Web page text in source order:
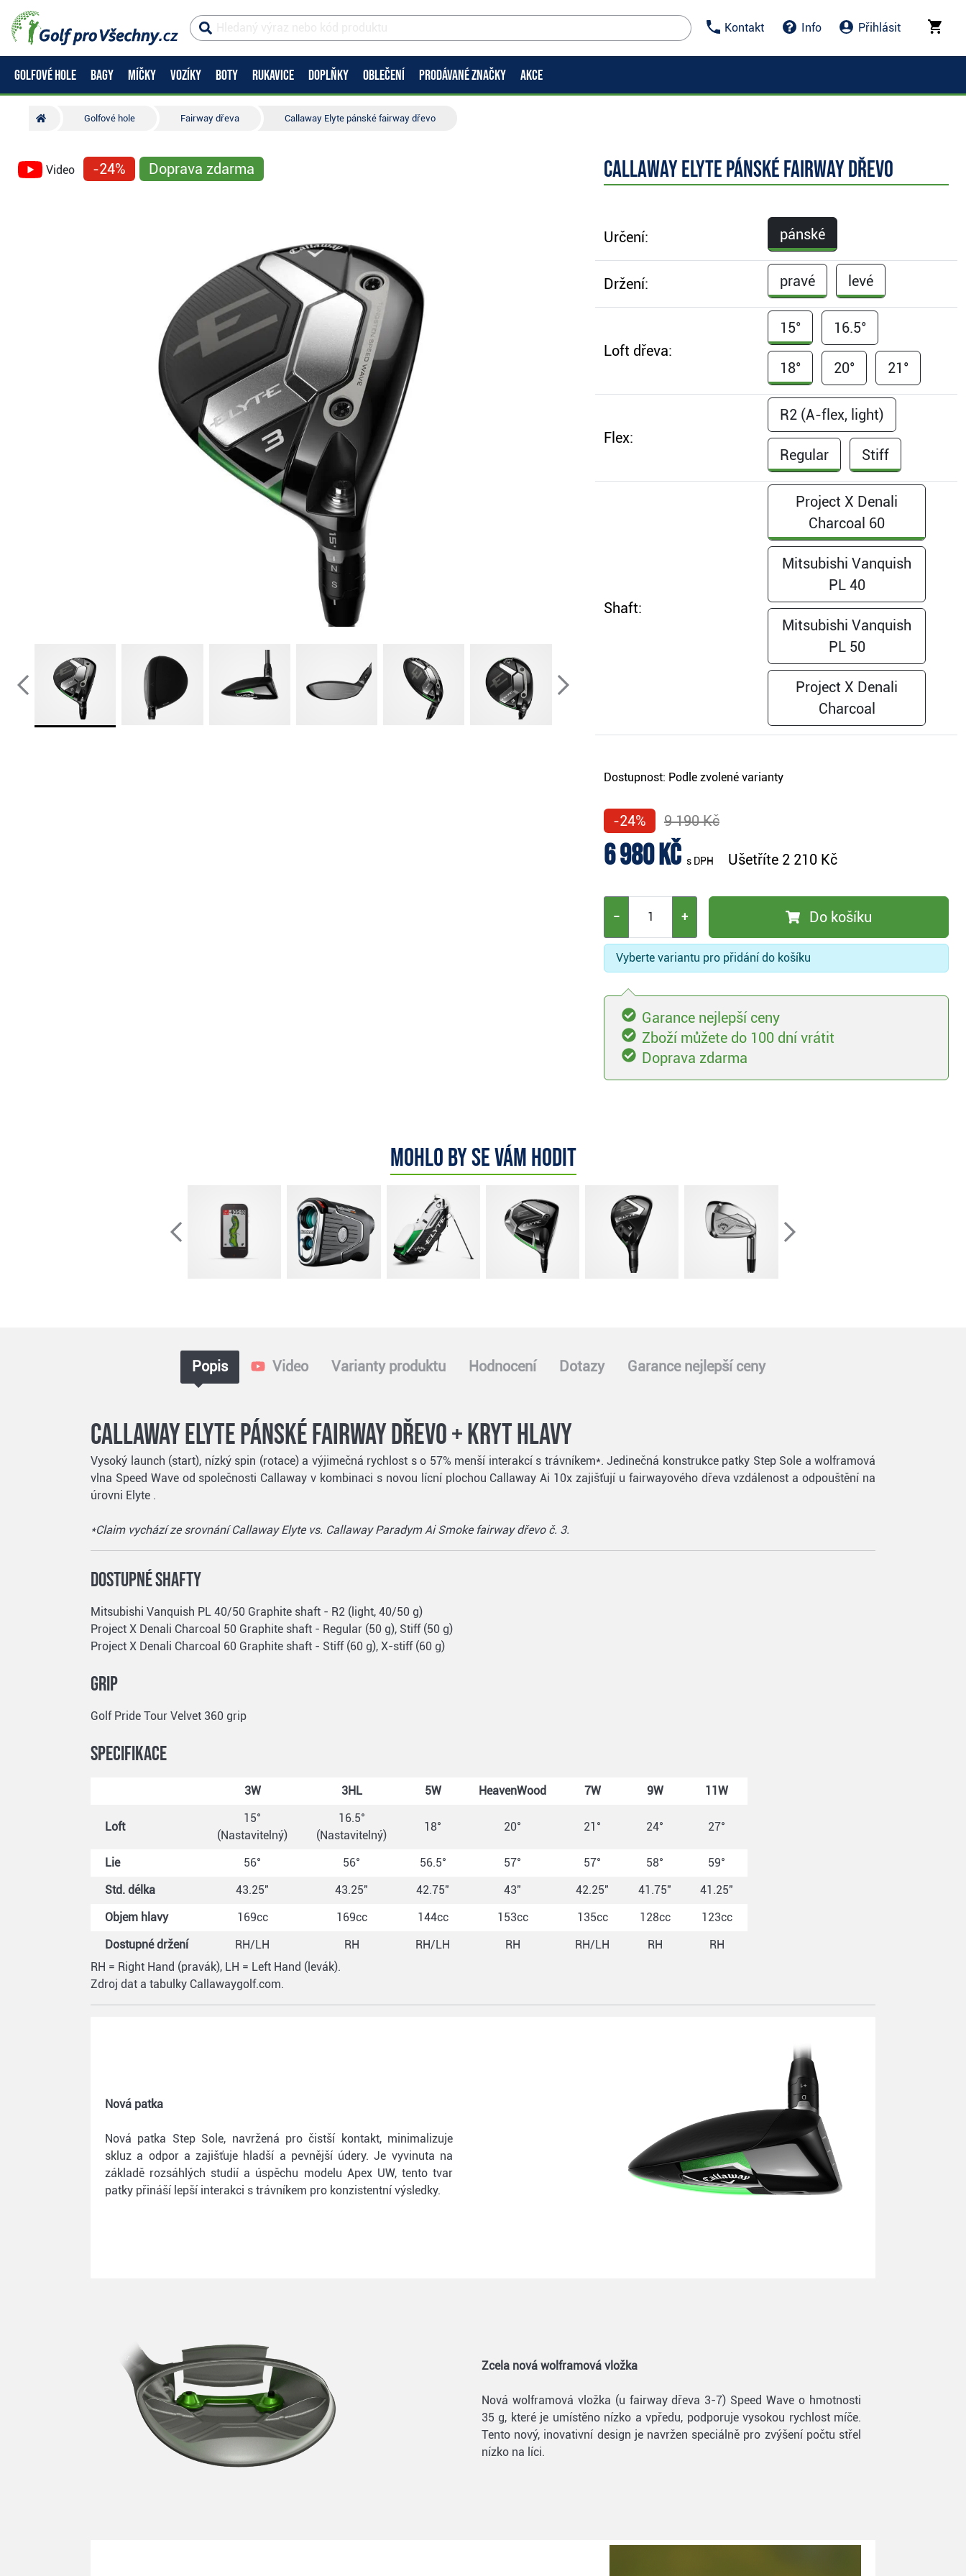
Kontakt Info Přihlásit
GOLFOVÉ HOLE BAGY MÍČKY VOZÍKY BOTY RUKAVICE DOPLŇKY OBLEČENÍ PRODÁVANÉ ZNAČKY AKCE
Golfové hole Fairway dřeva Callaway Elyte pánské fairway dřevo
Video -24% Doprava zdarma Callaway Elyte pánské fairway dřevo
Určení: pánské
Držení: pravé levé
Loft dřeva:
15° 16.5°
18° 20° 21°
Flex:
R2 (A-flex, light)
Regular Stiff
Shaft:
Project X Denali
Charcoal 60
Mitsubishi Vanquish
PL 40
Mitsubishi Vanquish
PL 50
Project X Denali
Charcoal
Dostupnost: Podle zvolené varianty
-24% 9 190 Kč
6 980 Kč s DPH Ušetříte 2 210 Kč
− + Do košíku
Vyberte variantu pro přidání do košíku
Garance nejlepší ceny
Zboží můžete do 100 dní vrátit
Doprava zdarma
Mohlo by se vám hodit
Popis Video Varianty produktu Hodnocení Dotazy Garance nejlepší ceny
Callaway Elyte pánské fairway dřevo + kryt hlavy
Vysoký launch (start), nízký spin (rotace) a výjimečná rychlost s o 57% menší interakcí s trávníkem*. Jedinečná konstrukce patky Step Sole a wolframová
vlna Speed Wave od společnosti Callaway v kombinaci s novou lícní plochou Callaway Ai 10x zajišťují u fairwayového dřeva vzdálenost a odpouštění na
úrovni Elyte .
*Claim vychází ze srovnání Callaway Elyte vs. Callaway Paradym Ai Smoke fairway dřevo č. 3.
Dostupné shafty
Mitsubishi Vanquish PL 40/50 Graphite shaft - R2 (light, 40/50 g)
Project X Denali Charcoal 50 Graphite shaft - Regular (50 g), Stiff (50 g)
Project X Denali Charcoal 60 Graphite shaft - Stiff (60 g), X-stiff (60 g)
Grip
Golf Pride Tour Velvet 360 grip
Specifikace
3W 3HL 5W HeavenWood 7W 9W 11W
Loft
15°
(Nastavitelný)
16.5°
(Nastavitelný)
18° 20° 21° 24° 27°
Lie 56° 56° 56.5° 57° 57° 58°
59°
Std. délka
43.25" 43.25" 42.75" 43" 42.25" 41.75"
41.25"
Objem hlavy
169cc 169cc 144cc 153cc 135cc 128cc
123cc
Dostupné držení
RH/LH RH RH/LH RH RH/LH RH
RH
RH = Right Hand (pravák), LH = Left Hand (levák).
Zdroj dat a tabulky Callawaygolf.com.
Nová patka
Nová patka Step Sole, navržená pro čistší kontakt, minimalizuje
skluz a odpor a zajišťuje hladší a pevnější údery. Je vyvinuta na
základě rozsáhlých studií a úspěchu modelu Apex UW, tento tvar
patky přináší lepší interakci s trávníkem pro konzistentní výsledky.
Zcela nová wolframová vložka
Nová wolframová vložka (u fairway dřeva 3-7) Speed Wave o hmotnosti
35 g, které je umístěno nízko a vpředu, podporuje vysokou rychlost míče.
Tento nový, inovativní design je navržen speciálně pro zvýšení počtu střel
nízko na líci.